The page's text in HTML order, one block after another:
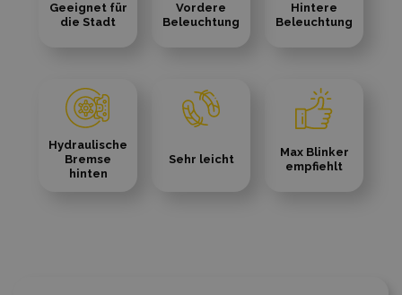
Geeignet für
die Stadt
Vordere
Beleuchtung
Hintere
Beleuchtung
Hydraulische
Bremse
hinten
Sehr leicht
Max Blinker
empfiehlt